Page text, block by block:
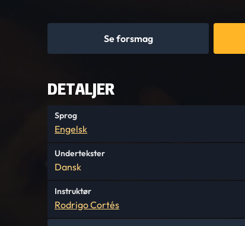
Se forsmag
DETALJER
Sprog
Engelsk
Undertekster
Dansk
Instruktør
Rodrigo Cortés